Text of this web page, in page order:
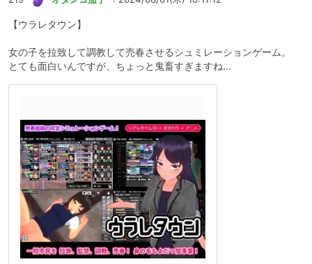
【ウラレタウン】
女の子を拉致して調教して売春させるシュミレーションゲーム。
とても面白いんですが、ちょっと鬼畜すぎますね…